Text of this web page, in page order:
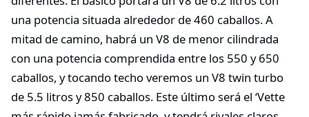
una potencia situada alrededor de 460 caballos. A
mitad de camino, habrá un V8 de menor cilindrada
con una potencia comprendida entre los 550 y 650
caballos, y tocando techo veremos un V8 twin turbo
de 5.5 litros y 850 caballos. Este último será el ‘Vette